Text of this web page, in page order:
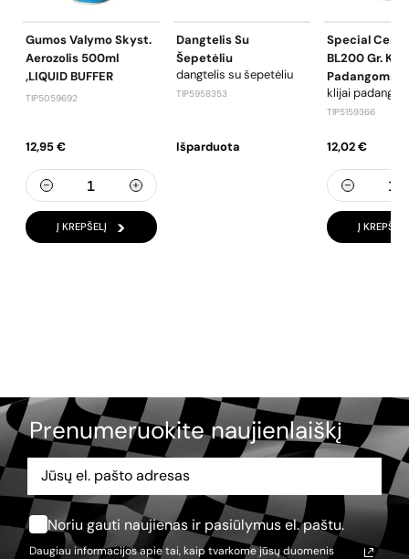
Gumos Valymo Skyst.
Aerozolis 500ml
,LIQUID BUFFER
TIP5059692
12,95 €
Į KREPŠELĮ
Dangtelis Su
Šepetėliu
dangtelis su šepetėliu
TIP5958353
Išparduota
Special
BL200 Gr.
Padangoms
klijai
TIP5159366
12,02 €
Į KREPŠELĮ
Prenumeruokite naujienlaiškį
Noriu gauti naujienas ir pasiūlymus el. paštu.
Daugiau informacijos apie tai, kaip tvarkome jūsų duomenis